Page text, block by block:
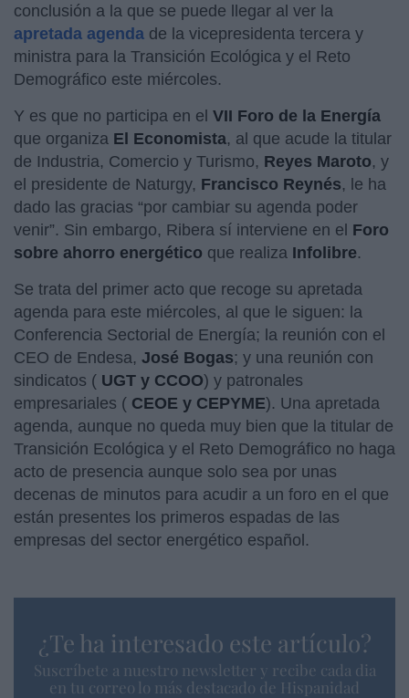
conclusión a la que se puede llegar al ver la
apretada agenda de la vicepresidenta tercera y
ministra para la Transición Ecológica y el Reto
Demográfico este miércoles.
Y es que no participa en el VII Foro de la Energía
que organiza El Economista, al que acude la titular
de Industria, Comercio y Turismo, Reyes Maroto, y
el presidente de Naturgy, Francisco Reynés, le ha
dado las gracias “por cambiar su agenda poder
venir”. Sin embargo, Ribera sí interviene en el Foro
sobre ahorro energético que realiza Infolibre.
Se trata del primer acto que recoge su apretada
agenda para este miércoles, al que le siguen: la
Conferencia Sectorial de Energía; la reunión con el
CEO de Endesa, José Bogas; y una reunión con
sindicatos ( UGT y CCOO) y patronales
empresariales ( CEOE y CEPYME). Una apretada
agenda, aunque no queda muy bien que la titular de
Transición Ecológica y el Reto Demográfico no haga
acto de presencia aunque solo sea por unas
decenas de minutos para acudir a un foro en el que
están presentes los primeros espadas de las
empresas del sector energético español.
¿Te ha interesado este artículo?
Suscríbete a nuestro newsletter y recibe cada dia
en tu correo lo más destacado de Hispanidad